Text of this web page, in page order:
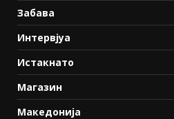
Забава
Интервјуа
Истакнато
Магазин
Македонија